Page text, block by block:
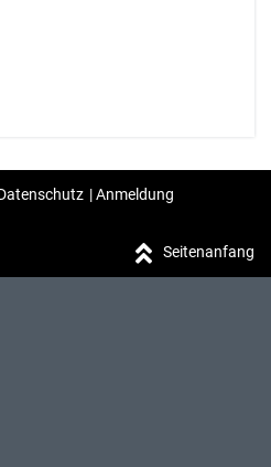
|Anmeldung
Seitenanfang